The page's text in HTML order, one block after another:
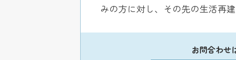
みの方に対し、その先の生活再
お問合わせ